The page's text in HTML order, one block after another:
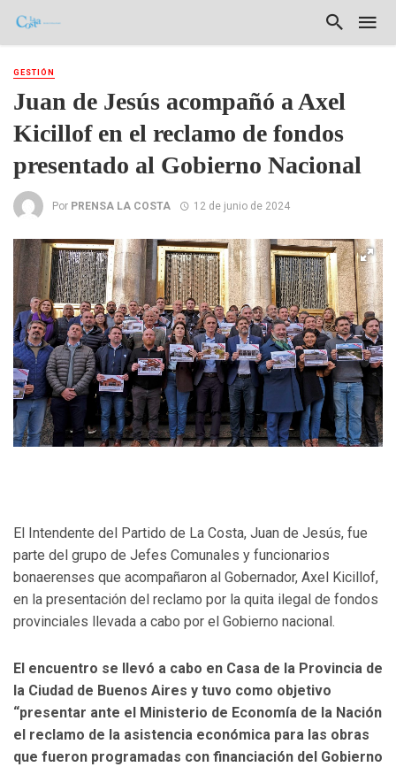
GESTIÓN
Juan de Jesús acompañó a Axel
Kicillof en el reclamo de fondos
presentado al Gobierno Nacional
Por PRENSA LA COSTA 12 de junio de 2024
El Intendente del Partido de La Costa, Juan de Jesús, fue
parte del grupo de Jefes Comunales y funcionarios
bonaerenses que acompañaron al Gobernador, Axel Kicillof,
en la presentación del reclamo por la quita ilegal de fondos
provinciales llevada a cabo por el Gobierno nacional.
El encuentro se llevó a cabo en Casa de la Provincia de
la Ciudad de Buenos Aires y tuvo como objetivo
“presentar ante el Ministerio de Economía de la Nación
el reclamo de la asistencia económica para las obras
que fueron programadas con financiación del Gobierno